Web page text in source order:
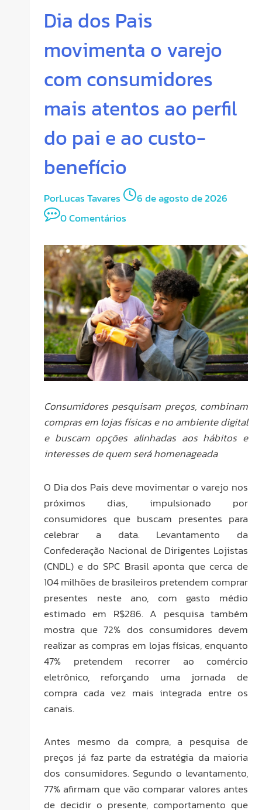
Dia dos Pais
movimenta o varejo
com consumidores
mais atentos ao perfil
do pai e ao custo-
benefício
PorLucas Tavares
6 de agosto de 2026
0 Comentários
Consumidores pesquisam preços, combinam
compras em lojas físicas e no ambiente digital
e buscam opções alinhadas aos hábitos e
interesses de quem será homenageada
O Dia dos Pais deve movimentar o varejo nos
próximos dias, impulsionado por
consumidores que buscam presentes para
celebrar a data. Levantamento da
Confederação Nacional de Dirigentes Lojistas
(CNDL) e do SPC Brasil aponta que cerca de
104 milhões de brasileiros pretendem comprar
presentes neste ano, com gasto médio
estimado em R$286. A pesquisa também
mostra que 72% dos consumidores devem
realizar as compras em lojas físicas, enquanto
47% pretendem recorrer ao comércio
eletrônico, reforçando uma jornada de
compra cada vez mais integrada entre os
canais.
Antes mesmo da compra, a pesquisa de
preços já faz parte da estratégia da maioria
dos consumidores. Segundo o levantamento,
77% afirmam que vão comparar valores antes
de decidir o presente, comportamento que